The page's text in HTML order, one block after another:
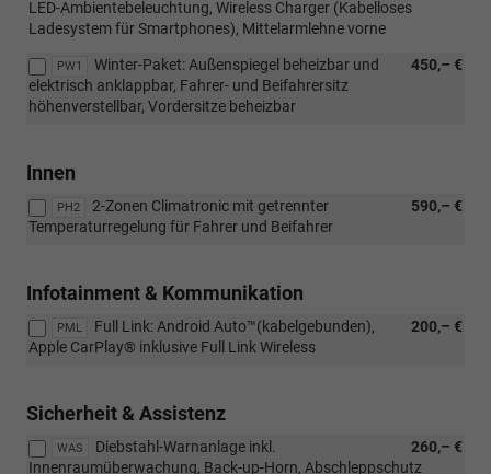
LED-Ambientebeleuchtung, Wireless Charger (Kabelloses
Ladesystem für Smartphones), Mittelarmlehne vorne
PW1 450,– €
Winter-Paket: Außenspiegel beheizbar und
elektrisch anklappbar, Fahrer- und Beifahrersitz
höhenverstellbar, Vordersitze beheizbar
Innen
PH2 590,– €
2-Zonen Climatronic mit getrennter
Temperaturregelung für Fahrer und Beifahrer
Infotainment & Kommunikation
PML 200,– €
Full Link: Android Auto™(kabelgebunden),
Apple CarPlay® inklusive Full Link Wireless
Sicherheit & Assistenz
WAS 260,– €
Diebstahl-Warnanlage inkl.
Innenraumüberwachung, Back-up-Horn, Abschleppschutz